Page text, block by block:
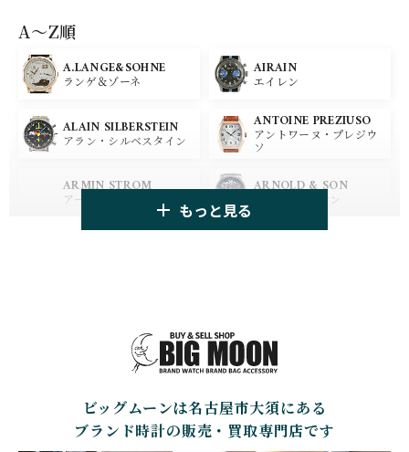
パネライ
OMEGA
オメガ
BREGUET
ブレゲ
BLANCPAIN
ブランパン
BREITLING
ブライトリング
HUBLOT
ウブロ
ZENITH
BELL＆ROSS SINN
ジン
CARTIER
カルティエ
CHANEL
シャネル
A〜Z順
A.LANGE&SOHNE
ランゲ＆ゾーネ
AIRAIN
エイレン
ALAIN SILBERSTEIN
アラン・シルベスタイン
ANTOINE PREZIUSO
アントワーヌ・プレジウ
ソ
ARMIN STROM
アーミン・シュトローム
ARNOLD & SON
アーノルド&サン
BAMFORD LONDON
バンフォード・ロンドン
BAUME&MERCIER
ボーム＆メルシエ
BEAUBLEU
ボーブルー
BELL＆ROSS
ベル＆ロス
もっと見る
ビッグムーンは名古屋市大須にある
ブランド時計の販売・買取専門店です